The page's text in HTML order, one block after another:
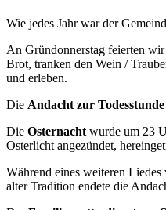
Wie jedes Jahr war der
An Gründonnerstag feierten wir
Brot, tranken den Wein /
und erleben.
Die Andacht zur Todesstunde
Die Osternacht wurde um 23
Osterlicht angezündet,
Während eines weiteren
alter Tradition endete die